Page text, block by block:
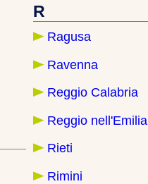
R
Ragusa
Ravenna
Reggio Calabria
Reggio nell'Emilia
Rieti
Rimini